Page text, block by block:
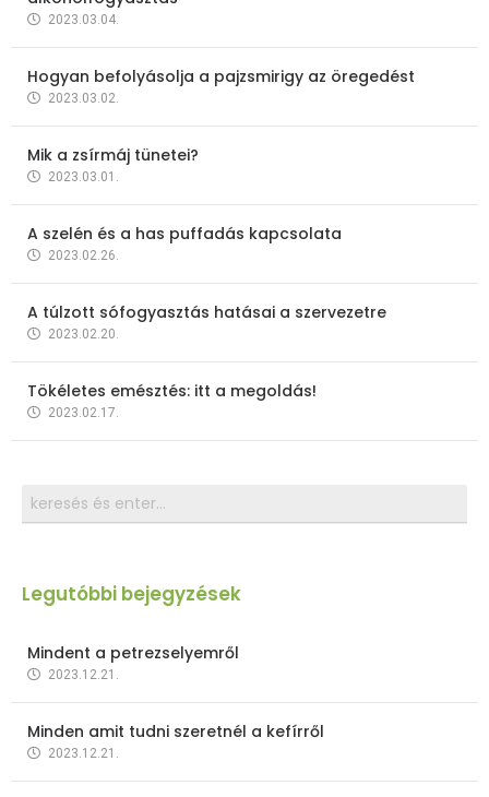
2023.03.04.
Hogyan befolyásolja a pajzsmirigy az öregedést
2023.03.02.
Mik a zsírmáj tünetei?
2023.03.01.
A szelén és a has puffadás kapcsolata
2023.02.26.
A túlzott sófogyasztás hatásai a szervezetre
2023.02.20.
Tökéletes emésztés: itt a megoldás!
2023.02.17.
Legutóbbi bejegyzések
Mindent a petrezselyemről
2023.12.21.
Minden amit tudni szeretnél a kefírről
2023.12.21.